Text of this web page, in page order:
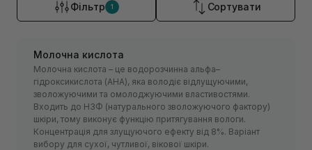
Фільтр 1 Сортувати
Молочна кислота
Молочна кислота – це водорозчинна альфа–
гідроксикислота (АНА), яка володіє відлущуючими,
зволожуючими та омолоджуючими властивостями.
Входить до НЗФ (натурального зволожуючого фактору)
шкіри, тому виконує функцію притягування вологи.
Концентрація для злущуючого ефекту від 8%. Варіант
вибору для сухої, чутливої, вікової шкіри.